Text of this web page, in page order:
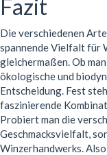
Fazit
Die verschiedenen
spannende Vielfalt für
gleichermaßen. Ob
ökologische und
Entscheidung. Fest
faszinierende
Probiert man die
Geschmacksvielfalt,
Winzerhandwerks.